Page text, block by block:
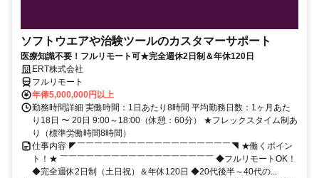
ソフトウエアや治験ツールのカスタマーサポート
医療知識不要！フルリモート可★完全週休2日制＆年休120日
ERT株式会社
フルリモート
年俸5,000,000円以上
勤務時間詳細 実働時間：1日あたり8時間 平均勤務日数：1ヶ月あた
り18日 〜 20日 9:00～18:00（休憩：60分） ★フレックスタイム制あ
り（標準労働時間8時間）
仕事内容 ◤￣￣￣￣￣￣￣￣￣￣￣￣￣￣￣￣￣￣◥ ★働くポイン
ト！★ ￣￣￣￣￣￣￣￣￣￣￣￣￣￣￣￣￣￣ ◆フルリモートOK！
◆完全週休2日制（土日祝）＆年休120日 ◆20代後半～40代の...